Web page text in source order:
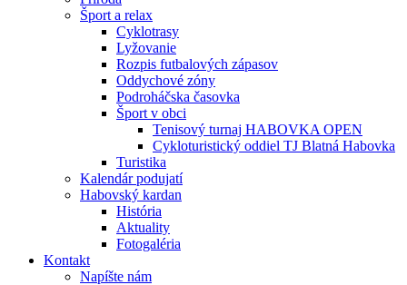
Šport a relax
Cyklotrasy
Lyžovanie
Rozpis futbalových zápasov
Oddychové zóny
Podroháčska časovka
Šport v obci
Tenisový turnaj HABOVKA OPEN
Cykloturistický oddiel TJ Blatná Habovka
Turistika
Kalendár podujatí
Habovský kardan
História
Aktuality
Fotogaléria
Kontakt
Napíšte nám